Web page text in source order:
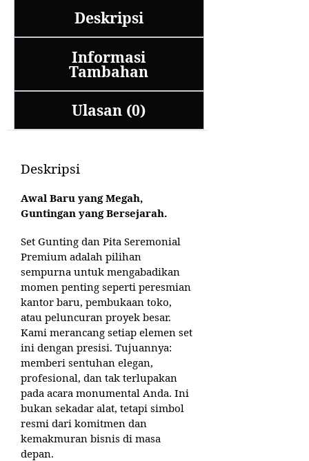
Deskripsi
Informasi
Tambahan
Ulasan (0)
Deskripsi
Awal Baru yang Megah,
Guntingan yang Bersejarah.
Set Gunting dan Pita Seremonial
Premium adalah pilihan
sempurna untuk mengabadikan
momen penting seperti peresmian
kantor baru, pembukaan toko,
atau peluncuran proyek besar.
Kami merancang setiap elemen set
ini dengan presisi. Tujuannya:
memberi sentuhan elegan,
profesional, dan tak terlupakan
pada acara monumental Anda. Ini
bukan sekadar alat, tetapi simbol
resmi dari komitmen dan
kemakmuran bisnis di masa
depan.